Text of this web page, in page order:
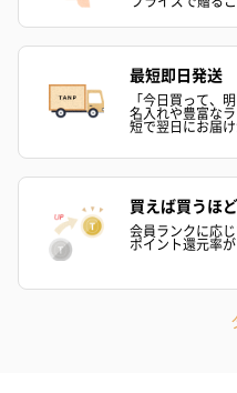
最短即日発送
「今日買って、
名入れや豊富な
短で翌日にお届
買えば買うほ
会員ランクに応
ポイント還元率